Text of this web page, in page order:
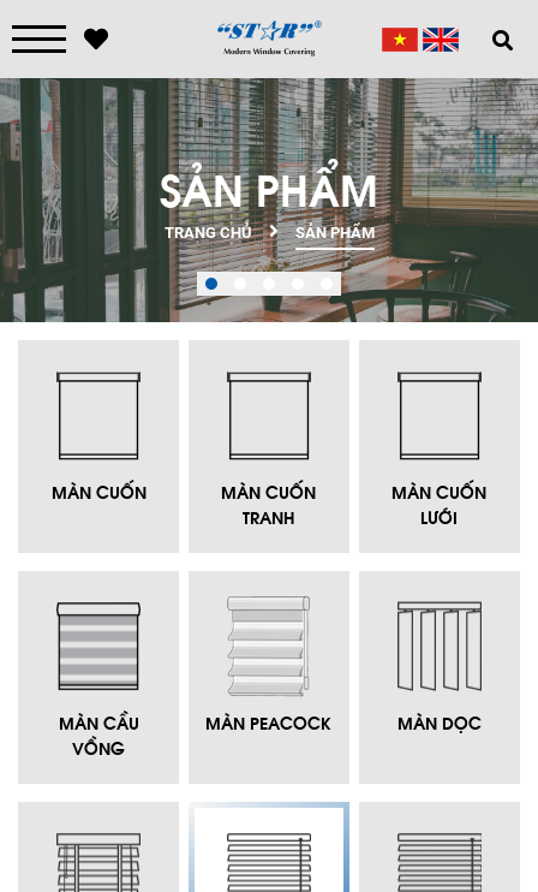
SẢN PHẨM
TRANG CHỦ SẢN PHẨM
MÀN CUỐN
MÀN CUỐN
TRANH
MÀN CUỐN
LƯỚI
MÀN CẦU
VỒNG
MÀN PEACOCK MÀN DỌC